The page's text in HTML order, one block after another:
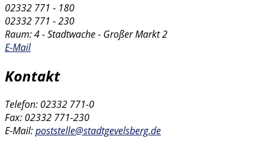
02332 771 - 180
02332 771 - 230
Raum: 4 - Stadtwache - Großer Markt 2
E-Mail
Kontakt
Telefon: 02332 771-0
Fax: 02332 771-230
E-Mail:poststelle@stadtgevelsberg.de